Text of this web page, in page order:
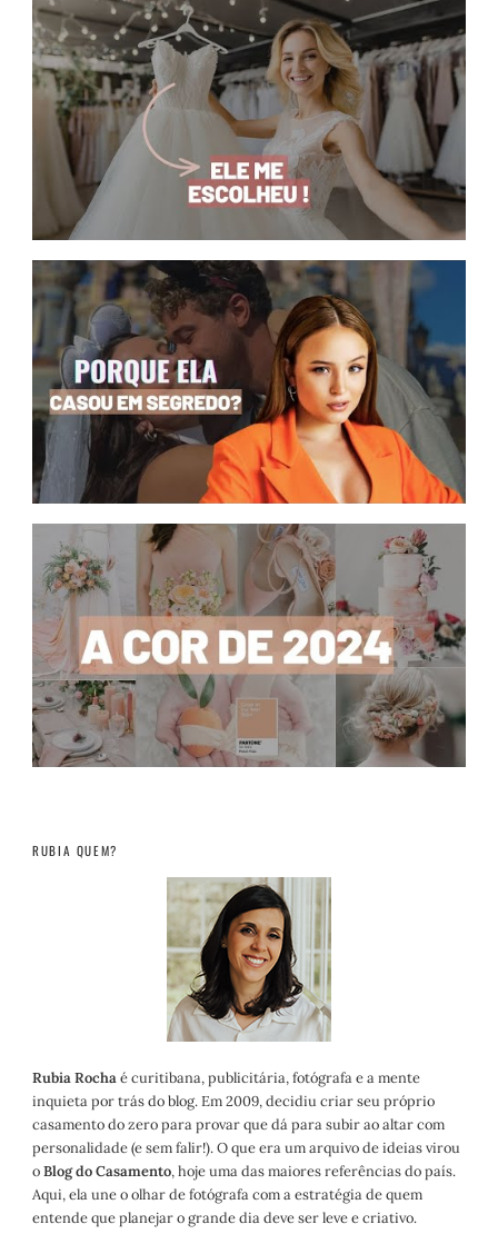
RUBIA QUEM?
Rubia Rochaé curitibana, publicitária, fotógrafa e a mente
inquieta por trás do blog. Em 2009, decidiu criar seu próprio
casamento do zero para provar que dá para subir ao altar com
personalidade (e sem falir!). O que era um arquivo de ideias virou
oBlog do Casamento, hoje uma das maiores referências do país.
Aqui, ela une o olhar de fotógrafa com a estratégia de quem
entende que planejar o grande dia deve ser leve e criativo.